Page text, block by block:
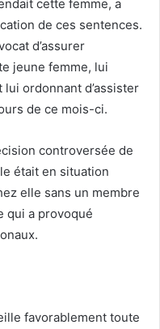
cette femme, a
de ces sentences.
d’assurer
jeune femme, lui
lui ordonnant d’assister
de ce mois-ci.
controversée de
était en situation
elle sans un membre
qui a provoqué
favorablement toute